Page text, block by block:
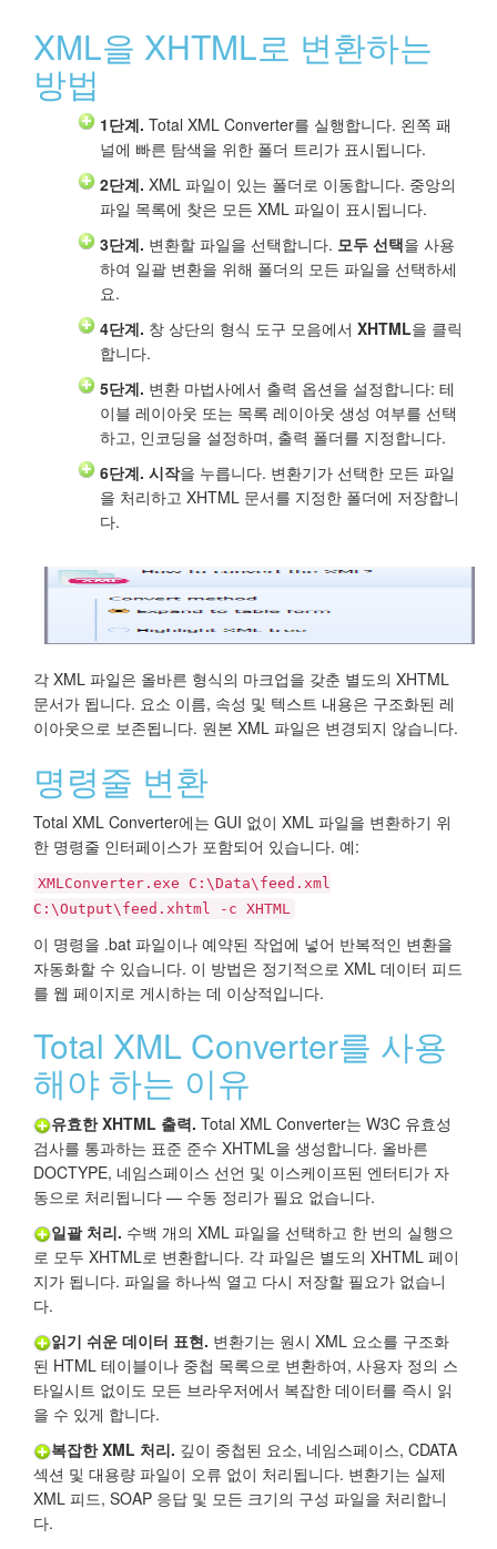
XML을 XHTML로 변환하는
방법
1단계. Total XML Converter를 실행합니다. 왼쪽 패
널에 빠른 탐색을 위한 폴더 트리가 표시됩니다.
2단계. XML 파일이 있는 폴더로 이동합니다. 중앙의
파일 목록에 찾은 모든 XML 파일이 표시됩니다.
3단계. 변환할 파일을 선택합니다. 모두 선택을 사용
하여 일괄 변환을 위해 폴더의 모든 파일을 선택하세
요.
4단계. 창 상단의 형식 도구 모음에서 XHTML을 클릭
합니다.
5단계. 변환 마법사에서 출력 옵션을 설정합니다: 테
이블 레이아웃 또는 목록 레이아웃 생성 여부를 선택
하고, 인코딩을 설정하며, 출력 폴더를 지정합니다.
6단계. 시작을 누릅니다. 변환기가 선택한 모든 파일
을 처리하고 XHTML 문서를 지정한 폴더에 저장합니
다.
각 XML 파일은 올바른 형식의 마크업을 갖춘 별도의 XHTML
문서가 됩니다. 요소 이름, 속성 및 텍스트 내용은 구조화된 레
이아웃으로 보존됩니다. 원본 XML 파일은 변경되지 않습니다.
명령줄 변환
Total XML Converter에는 GUI 없이 XML 파일을 변환하기 위
한 명령줄 인터페이스가 포함되어 있습니다. 예:
XMLConverter.exe C:\Data\feed.xml
C:\Output\feed.xhtml -c XHTML
이 명령을 .bat 파일이나 예약된 작업에 넣어 반복적인 변환을
자동화할 수 있습니다. 이 방법은 정기적으로 XML 데이터 피드
를 웹 페이지로 게시하는 데 이상적입니다.
Total XML Converter를 사용
해야 하는 이유
유효한 XHTML 출력. Total XML Converter는 W3C 유효성
검사를 통과하는 표준 준수 XHTML을 생성합니다. 올바른
DOCTYPE, 네임스페이스 선언 및 이스케이프된 엔터티가 자
동으로 처리됩니다 — 수동 정리가 필요 없습니다.
일괄 처리. 수백 개의 XML 파일을 선택하고 한 번의 실행으
로 모두 XHTML로 변환합니다. 각 파일은 별도의 XHTML 페이
지가 됩니다. 파일을 하나씩 열고 다시 저장할 필요가 없습니
다.
읽기 쉬운 데이터 표현. 변환기는 원시 XML 요소를 구조화
된 HTML 테이블이나 중첩 목록으로 변환하여, 사용자 정의 스
타일시트 없이도 모든 브라우저에서 복잡한 데이터를 즉시 읽
을 수 있게 합니다.
복잡한 XML 처리. 깊이 중첩된 요소, 네임스페이스, CDATA
섹션 및 대용량 파일이 오류 없이 처리됩니다. 변환기는 실제
XML 피드, SOAP 응답 및 모든 크기의 구성 파일을 처리합니
다.